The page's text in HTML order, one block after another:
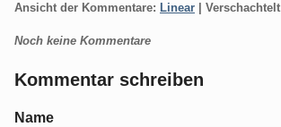
Ansicht der Kommentare: Linear | Verschachtelt
Noch keine Kommentare
Kommentar schreiben
Name